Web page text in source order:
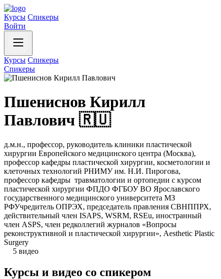
Курсы Спикеры
Войти
Курсы Спикеры
Спикеры
Пшениснов Кирилл
Павлович 🇷🇺
д.м.н., профессор, руководитель клиники пластической
хирургии Европейского медицинского центра (Москва),
профессор кафедры пластической хирургии, косметологии и
клеточных технологий РНИМУ им. Н.И. Пирогова,
профессор кафедры травматологии и ортопедии с курсом
пластической хирургии ФПДО ФГБОУ ВО Ярославского
государственного медицинского университета МЗ
РФУчредитель ОПРЭХ, председатель правления СВНППРХ,
действительный член ISAPS, WSRM, RSEu, иностранный
член ASPS, член редколлегий журналов «Вопросы
реконструктивной и пластической хирургии», Aesthetic Plastic
Surgery
5 видео
Курсы и видео со спикером